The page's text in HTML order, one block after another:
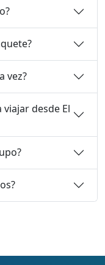
vez?
desde El